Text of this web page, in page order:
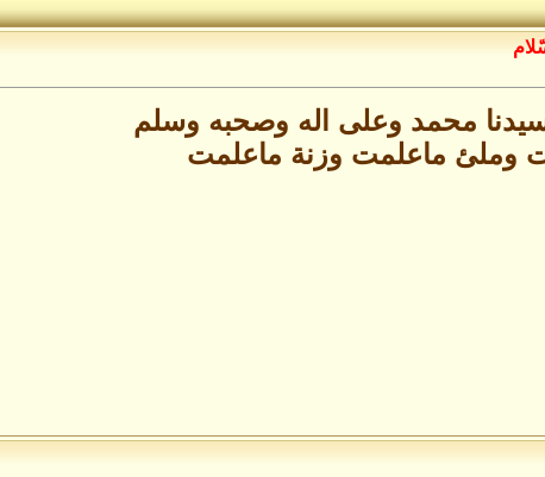
محمد وعلى اله وصحبه وسلم
وملئ ماعلمت وزنة ماعلمت